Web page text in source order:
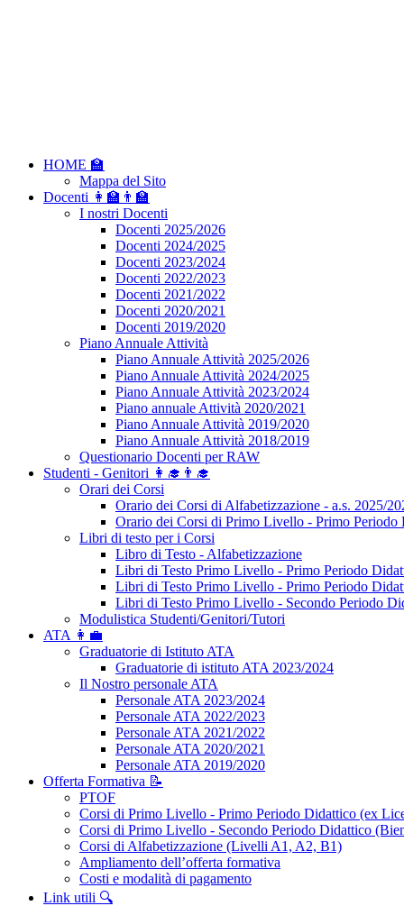
HOME 🏫
Mappa del Sito
Docenti 👩‍🏫👨‍🏫
I nostri Docenti
Docenti 2025/2026
Docenti 2024/2025
Docenti 2023/2024
Docenti 2022/2023
Docenti 2021/2022
Docenti 2020/2021
Docenti 2019/2020
Piano Annuale Attività
Piano Annuale Attività 2025/2026
Piano Annuale Attività 2024/2025
Piano Annuale Attività 2023/2024
Piano annuale Attività 2020/2021
Piano Annuale Attività 2019/2020
Piano Annuale Attività 2018/2019
Questionario Docenti per RAW
Studenti - Genitori 👩‍🎓👨‍🎓
Orari dei Corsi
Orario dei Corsi di Alfabetizzazione - a.s. 2025/
Orario dei Corsi di Primo Livello - Primo Periodo
Libri di testo per i Corsi
Libro di Testo - Alfabetizzazione
Libri di Testo Primo Livello - Primo Periodo
Libri di Testo Primo Livello - Primo Periodo
Libri di Testo Primo Livello - Secondo Periodo
Modulistica Studenti/Genitori/Tutori
ATA 👩‍💼
Graduatorie di Istituto ATA
Graduatorie di istituto ATA 2023/2024
Il Nostro personale ATA
Personale ATA 2023/2024
Personale ATA 2022/2023
Personale ATA 2021/2022
Personale ATA 2020/2021
Personale ATA 2019/2020
Offerta Formativa 📝
PTOF
Corsi di Primo Livello - Primo Periodo Didattico (ex
Corsi di Primo Livello - Secondo Periodo Didattico
Corsi di Alfabetizzazione (Livelli A1, A2, B1)
Ampliamento dell’offerta formativa
Costi e modalità di pagamento
Link utili 🔍